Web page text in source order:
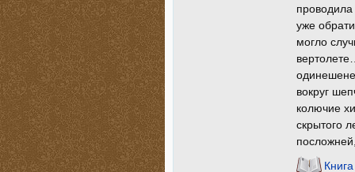
уже
могло
вокруг
колючие
скрытого